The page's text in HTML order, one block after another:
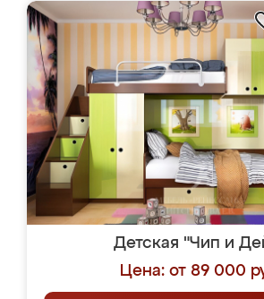
Детская "Чип и
Цена: от 89 000